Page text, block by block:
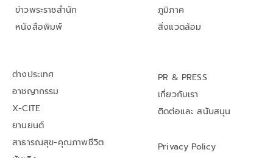
ข่าวพระราชสำนัก
หนังสือพิมพ์
ภูมิภาค
สิ่งแวดล้อม
ต่างประเทศ
อาชญากรรม
X-CITE
ยานยนต์
สาธารณสุข-คุณภาพชีวิต
PR & PRESS
เกี่ยวกับเรา
ติดต่อและ สนับสนุน
Privacy Policy